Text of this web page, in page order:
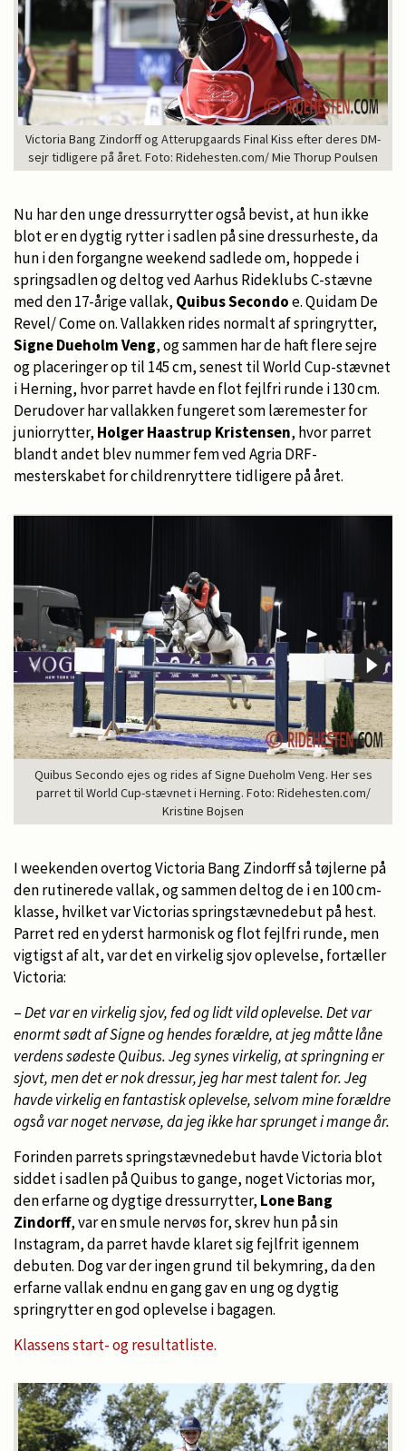
Victoria Bang Zindorff og Atterupgaards Final Kiss efter deres DM-
sejr tidligere på året. Foto: Ridehesten.com/ Mie Thorup Poulsen
Nu har den unge dressurrytter også bevist, at hun ikke
blot er en dygtig rytter i sadlen på sine dressurheste, da
hun i den forgangne weekend sadlede om, hoppede i
springsadlen og deltog ved Aarhus Rideklubs C-stævne
med den 17-årige vallak, Quibus Secondoe. Quidam De
Revel/ Come on. Vallakken rides normalt af springrytter,
Signe Dueholm Veng, og sammen har de haft flere sejre
og placeringer op til 145 cm, senest til World Cup-stævnet
i Herning, hvor parret havde en flot fejlfri runde i 130 cm.
Derudover har vallakken fungeret som læremester for
juniorrytter, Holger Haastrup Kristensen, hvor parret
blandt andet blev nummer fem ved Agria DRF-
mesterskabet for childrenryttere tidligere på året.
Quibus Secondo ejes og rides af Signe Dueholm Veng. Her ses
parret til World Cup-stævnet i Herning. Foto: Ridehesten.com/
Kristine Bojsen
I weekenden overtog Victoria Bang Zindorff så tøjlerne på
den rutinerede vallak, og sammen deltog de i en 100 cm-
klasse, hvilket var Victorias springstævnedebut på hest.
Parret red en yderst harmonisk og flot fejlfri runde, men
vigtigst af alt, var det en virkelig sjov oplevelse, fortæller
Victoria:
–Det var en virkelig sjov, fed og lidt vild oplevelse. Det var
enormt sødt af Signe og hendes forældre, at jeg måtte låne
verdens sødeste Quibus. Jeg synes virkelig, at springning er
sjovt, men det er nok dressur, jeg har mest talent for. Jeg
havde virkelig en fantastisk oplevelse, selvom mine forældre
også var noget nervøse, da jeg ikke har sprunget i mange år.
Forinden parrets springstævnedebut havde Victoria blot
siddet i sadlen på Quibus to gange, noget Victorias mor,
den erfarne og dygtige dressurrytter, Lone Bang
Zindorff, var en smule nervøs for, skrev hun på sin
Instagram, da parret havde klaret sig fejlfrit igennem
debuten. Dog var der ingen grund til bekymring, da den
erfarne vallak endnu en gang gav en ung og dygtig
springrytter en god oplevelse i bagagen.
Klassens start- og resultatliste.